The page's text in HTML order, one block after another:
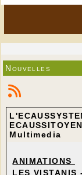
Nouvelles
Multimedia
ANIMATIONS
LES VISTANIS